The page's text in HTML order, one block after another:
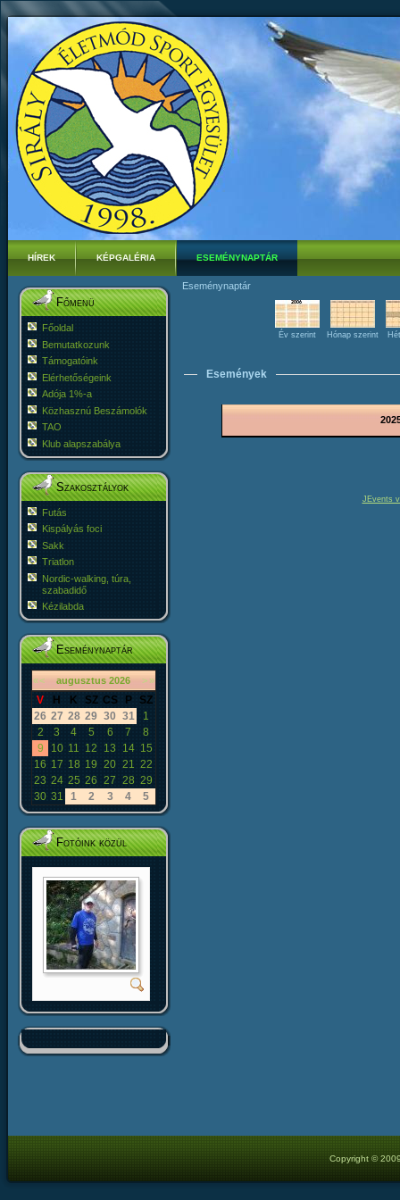
HÍREK KÉPGALÉRIA ESEMÉNYNAPTÁR
Főmenü
Főoldal
Bemutatkozunk
Támogatóink
Elérhetőségeink
Adója 1%-a
Közhasznú Beszámolók
TAO
Klub alapszabálya
Szakosztályok
Futás
Kispályás foci
Sakk
Triatlon
Nordic-walking, túra,
szabadidő
Kézilabda
Eseménynaptár
«< augusztus 2026 >»
V H K SZ CS P
SZ
26 27 28 29 30 31
1
2
3 4 5 6 7
8
9
10 11 12 13 14 15
16 17 18 19 20 21 22
23 24 25 26 27 28 29
30 31 1 2 3 4 5
Fotóink közül
Eseménynaptár
Év szerint Hónap szerint
Események
JEvents
Copyright ©